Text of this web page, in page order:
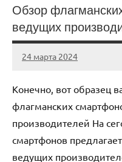
Обзор
ведущих
24 марта 2024
avto_drive72
Нет
Конечно, вот образец
флагманских
производителей На
смартфонов
ведущих